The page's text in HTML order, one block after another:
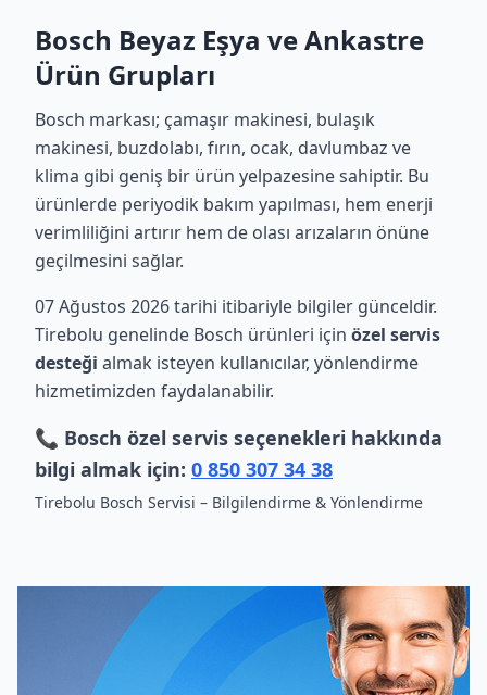
Bosch Beyaz Eşya ve Ankastre
Ürün Grupları
Bosch markası; çamaşır makinesi, bulaşık
makinesi, buzdolabı, fırın, ocak, davlumbaz ve
klima gibi geniş bir ürün yelpazesine sahiptir. Bu
ürünlerde periyodik bakım yapılması, hem enerji
verimliliğini artırır hem de olası arızaların önüne
geçilmesini sağlar.
07 Ağustos 2026 tarihi itibariyle bilgiler günceldir.
Tirebolu genelinde Bosch ürünleri için özel servis
desteği almak isteyen kullanıcılar, yönlendirme
hizmetimizden faydalanabilir.
📞 Bosch özel servis seçenekleri hakkında
bilgi almak için: 0 850 307 34 38
Tirebolu Bosch Servisi – Bilgilendirme & Yönlendirme